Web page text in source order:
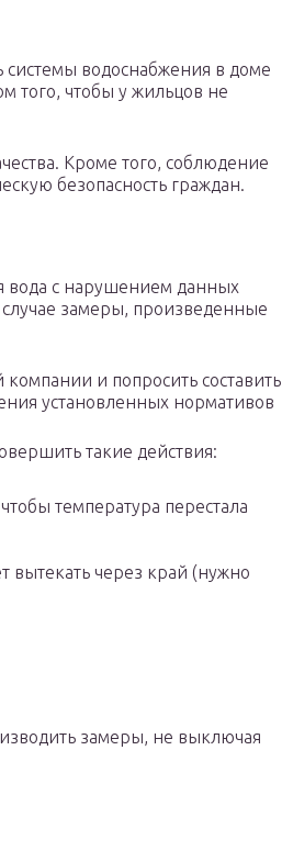
системы водоснабжения в доме
того, чтобы у жильцов не
Кроме того, соблюдение
безопасность граждан.
вода с нарушением данных
замеры, произведенные
и попросить составить
установленных нормативов
такие действия:
температура перестала
вытекать через край (нужно
замеры, не выключая